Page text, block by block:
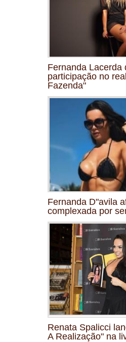
Fernanda Lacerda
participação no
Fazenda"
Fernanda D"avila
complexada por
Renata Spalicci
A Realização" na